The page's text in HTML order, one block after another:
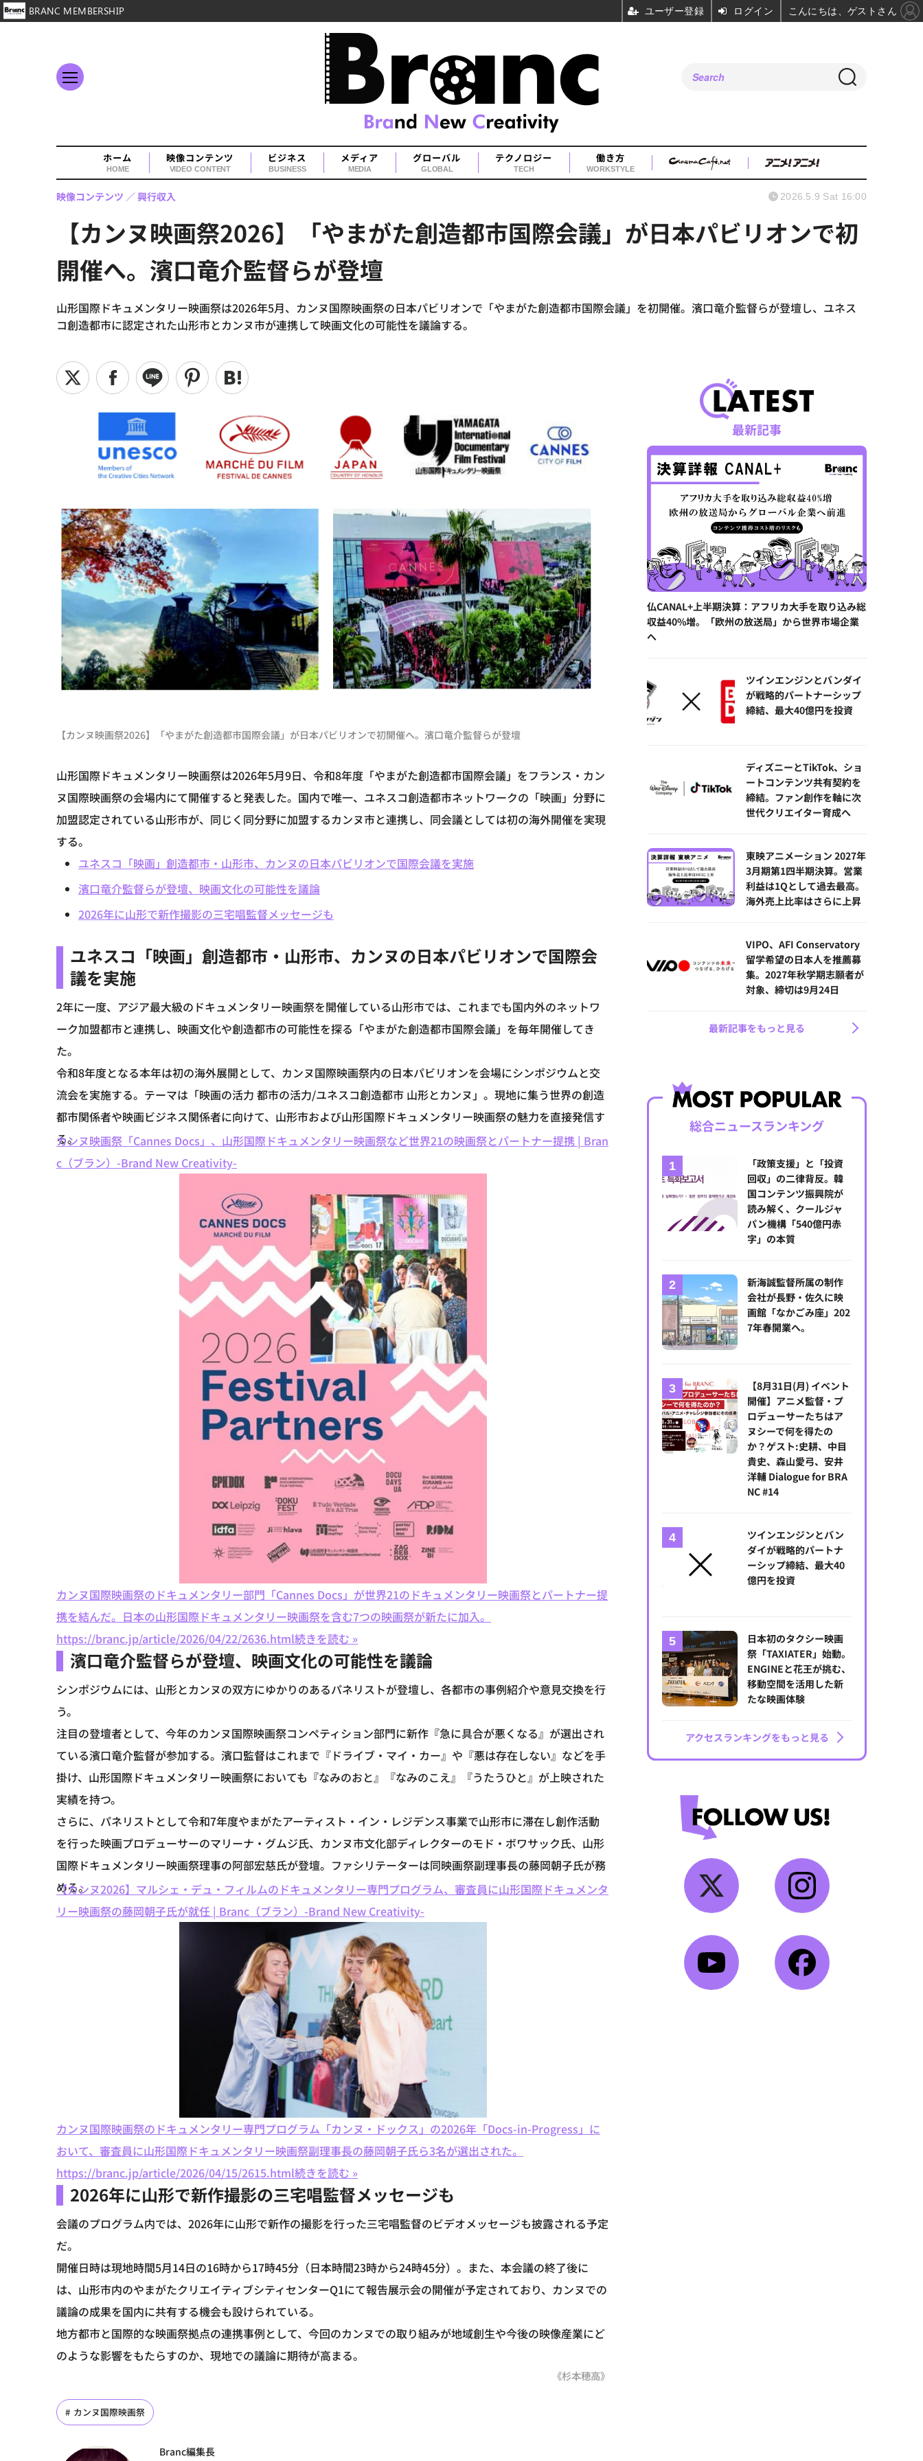
ホーム
HOME
映像コンテンツ
VIDEO CONTENT
ビジネス
BUSINESS
メディア
MEDIA
グローバル
GLOBAL
テクノロジー
TECH
働き方
WORKSTYLE
【カンヌ映画祭2026】「やまがた創造都市国際会議」が日本パビリオンで初
開催へ。濱口竜介監督らが登壇
山形国際ドキュメンタリー映画祭は2026年5月、カンヌ国際映画祭の日本パビリオンで「やまがた創造都市国際会議」を初開催。濱口竜介監督らが登壇し、ユネス
コ創造都市に認定された山形市とカンヌ市が連携して映画文化の可能性を議論する。
映像コンテンツ 興行収入 2026.5.9 Sat 16:00
【カンヌ映画祭2026】「やまがた創造都市国際会議」が日本パビリオンで初開催へ。濱口竜介監督らが登壇
山形国際ドキュメンタリー映画祭は2026年5月9日、令和8年度「やまがた創造都市国際会議」をフランス・カン
ヌ国際映画祭の会場内にて開催すると発表した。国内で唯一、ユネスコ創造都市ネットワークの「映画」分野に
加盟認定されている山形市が、同じく同分野に加盟するカンヌ市と連携し、同会議としては初の海外開催を実現
する。
ユネスコ「映画」創造都市・山形市、カンヌの日本パビリオンで国際会議を実施
濱口竜介監督らが登壇、映画文化の可能性を議論
2026年に山形で新作撮影の三宅唱監督メッセージも
ユネスコ「映画」創造都市・山形市、カンヌの日本パビリオンで国際会
議を実施
2年に一度、アジア最大級のドキュメンタリー映画祭を開催している山形市では、これまでも国内外のネットワ
ーク加盟都市と連携し、映画文化や創造都市の可能性を探る「やまがた創造都市国際会議」を毎年開催してき
た。
令和8年度となる本年は初の海外展開として、カンヌ国際映画祭内の日本パビリオンを会場にシンポジウムと交
流会を実施する。テーマは「映画の活力 都市の活力/ユネスコ創造都市 山形とカンヌ」。現地に集う世界の創造
都市関係者や映画ビジネス関係者に向けて、山形市および山形国際ドキュメンタリー映画祭の魅力を直接発信す
る。
カンヌ映画祭「Cannes Docs」、山形国際ドキュメンタリー映画祭など世界21の映画祭とパートナー提携 | Bran
c（ブラン）-Brand New Creativity-
カンヌ国際映画祭のドキュメンタリー部門「Cannes Docs」が世界21のドキュメンタリー映画祭とパートナー提
携を結んだ。日本の山形国際ドキュメンタリー映画祭を含む7つの映画祭が新たに加入。
https://branc.jp/article/2026/04/22/2636.html続きを読む »
濱口竜介監督らが登壇、映画文化の可能性を議論
シンポジウムには、山形とカンヌの双方にゆかりのあるパネリストが登壇し、各都市の事例紹介や意見交換を行
う。
注目の登壇者として、今年のカンヌ国際映画祭コンペティション部門に新作『急に具合が悪くなる』が選出され
ている濱口竜介監督が参加する。濱口監督はこれまで『ドライブ・マイ・カー』や『悪は存在しない』などを手
掛け、山形国際ドキュメンタリー映画祭においても『なみのおと』『なみのこえ』『うたうひと』が上映された
実績を持つ。
さらに、パネリストとして令和7年度やまがたアーティスト・イン・レジデンス事業で山形市に滞在し創作活動
を行った映画プロデューサーのマリーナ・グムジ氏、カンヌ市文化部ディレクターのモド・ボワサック氏、山形
国際ドキュメンタリー映画祭理事の阿部宏慈氏が登壇。ファシリテーターは同映画祭副理事長の藤岡朝子氏が務
める。
【カンヌ2026】マルシェ・デュ・フィルムのドキュメンタリー専門プログラム、審査員に山形国際ドキュメンタ
リー映画祭の藤岡朝子氏が就任 | Branc（ブラン）-Brand New Creativity-
カンヌ国際映画祭のドキュメンタリー専門プログラム「カンヌ・ドックス」の2026年「Docs-in-Progress」に
おいて、審査員に山形国際ドキュメンタリー映画祭副理事長の藤岡朝子氏ら3名が選出された。
https://branc.jp/article/2026/04/15/2615.html続きを読む »
2026年に山形で新作撮影の三宅唱監督メッセージも
会議のプログラム内では、2026年に山形で新作の撮影を行った三宅唱監督のビデオメッセージも披露される予定
だ。
開催日時は現地時間5月14日の16時から17時45分（日本時間23時から24時45分）。また、本会議の終了後に
は、山形市内のやまがたクリエイティブシティセンターQ1にて報告展示会の開催が予定されており、カンヌでの
議論の成果を国内に共有する機会も設けられている。
地方都市と国際的な映画祭拠点の連携事例として、今回のカンヌでの取り組みが地域創生や今後の映像産業にど
のような影響をもたらすのか、現地での議論に期待が高まる。
《杉本穂高》
カンヌ国際映画祭
Branc編集長
最新記事
仏CANAL+上半期決算：アフリカ大手を取り込み総
収益40%増。「欧州の放送局」から世界市場企業
へ
ツインエンジンとバンダイ
が戦略的パートナーシップ
締結、最大40億円を投資
ディズニーとTikTok、ショ
ートコンテンツ共有契約を
締結。ファン創作を軸に次
世代クリエイター育成へ
東映アニメーション 2027年
3月期第1四半期決算。営業
利益は1Qとして過去最高。
海外売上比率はさらに上昇
VIPO、AFI Conservatory
留学希望の日本人を推薦募
集。2027年秋学期志願者が
対象、締切は9月24日
最新記事をもっと見る
総合ニュースランキング
「政策支援」と「投資
回収」の二律背反。韓
国コンテンツ振興院が
読み解く、クールジャ
パン機構「540億円赤
字」の本質
新海誠監督所属の制作
会社が長野・佐久に映
画館「なかごみ座」202
7年春開業へ。
【8月31日(月) イベント
開催】アニメ監督・プ
ロデューサーたちはア
ヌシーで何を得たの
か？ゲスト:史耕、中目
貴史、森山愛弓、安井
洋輔 Dialogue for BRA
NC #14
ツインエンジンとバン
ダイが戦略的パートナ
ーシップ締結、最大40
億円を投資
日本初のタクシー映画
祭「TAXIATER」始動。
ENGINEと花王が挑む、
移動空間を活用した新
たな映画体験
アクセスランキングをもっと見る
BRANC MEMBERSHIP ユーザー登録 ログイン こんにちは、ゲストさん